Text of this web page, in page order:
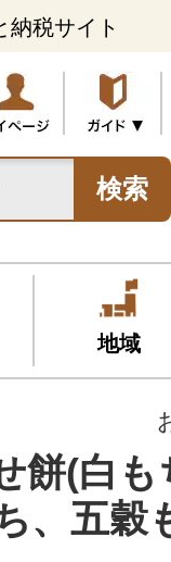
納税サイト
検索
地域
餅(白
、五穀